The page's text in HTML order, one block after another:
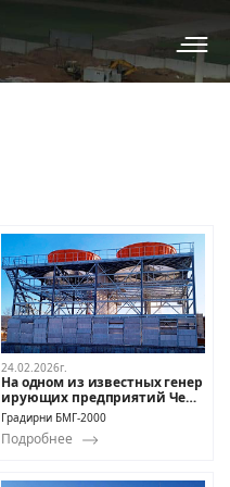
24.02.2026г.
На одном из известных генер
ирующих предприятий Челя
бинской области, успешно за
вершены шеф-монтажные ра
боты высокотехнологичной 2-
Градирни БМГ-2000
Подробнее